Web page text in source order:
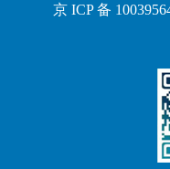
京 ICP 备